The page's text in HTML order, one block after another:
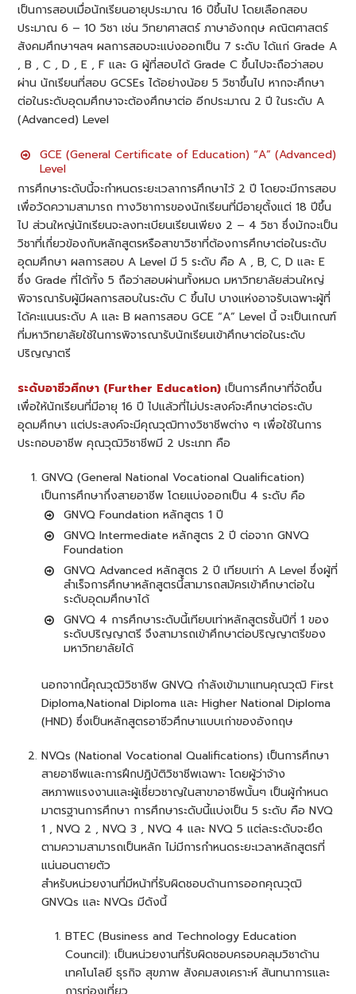
เป็นการสอบเมื่อนักเรียนอายุประมาณ 16 ปีขึ้นไป โดยเลือกสอบ
ประมาณ 6 – 10 วิชา เช่น วิทยาศาสตร์ ภาษาอังกฤษ คณิตศาสตร์
สังคมศึกษาฯลฯ ผลการสอบจะแบ่งออกเป็น 7 ระดับ ได้แก่ Grade A
, B , C , D , E , F และ G ผู้ที่สอบได้ Grade C ขึ้นไปจะถือว่าสอบ
ผ่าน นักเรียนที่สอบ GCSEs ได้อย่างน้อย 5 วิชาขึ้นไป หากจะศึกษา
ต่อในระดับอุดมศึกษาจะต้องศึกษาต่อ อีกประมาณ 2 ปี ในระดับ A
(Advanced) Level
GCE (General Certificate of Education) “A” (Advanced)
Level
การศึกษาระดับนี้จะกำหนดระยะเวลาการศึกษาไว้ 2 ปี โดยจะมีการสอบ
เพื่อวัดความสามารถ ทางวิชาการของนักเรียนที่มีอายุตั้งแต่ 18 ปีขึ้น
ไป ส่วนใหญ่นักเรียนจะลงทะเบียนเรียนเพียง 2 – 4 วิชา ซึ่งมักจะเป็น
วิชาที่เกี่ยวข้องกับหลักสูตรหรือสาขาวิชาที่ต้องการศึกษาต่อในระดับ
อุดมศึกษา ผลการสอบ A Level มี 5 ระดับ คือ A , B, C, D และ E
ซึ่ง Grade ที่ได้ทั้ง 5 ถือว่าสอบผ่านทั้งหมด มหาวิทยาลัยส่วนใหญ่
พิจารณารับผู้มีผลการสอบในระดับ C ขึ้นไป บางแห่งอาจรับเฉพาะผู้ที่
ได้คะแนนระดับ A และ B ผลการสอบ GCE “A” Level นี้ จะเป็นเกณฑ์
ที่มหาวิทยาลัยใช้ในการพิจารณารับนักเรียนเข้าศึกษาต่อในระดับ
ปริญญาตรี
ระดับอาชีวศึกษา (Further Education) เป็นการศึกษาที่จัดขึ้น
เพื่อให้นักเรียนที่มีอายุ 16 ปี ไปแล้วที่ไม่ประสงค์จะศึกษาต่อระดับ
อุดมศึกษา แต่ประสงค์จะมีคุณวุฒิทางวิชาชีพต่าง ๆ เพื่อใช้ในการ
ประกอบอาชีพ คุณวุฒิวิชาชีพมี 2 ประเภท คือ
GNVQ (General National Vocational Qualification)
เป็นการศึกษากึ่งสายอาชีพ โดยแบ่งออกเป็น 4 ระดับ คือ
GNVQ Foundation หลักสูตร 1 ปี
GNVQ Intermediate หลักสูตร 2 ปี ต่อจาก GNVQ
Foundation
GNVQ Advanced หลักสูตร 2 ปี เทียบเท่า A Level ซึ่งผู้ที่
สำเร็จการศึกษาหลักสูตรนี้สามารถสมัครเข้าศึกษาต่อใน
ระดับอุดมศึกษาได้
GNVQ 4 การศึกษาระดับนี้เทียบเท่าหลักสูตรชั้นปีที่ 1 ของ
ระดับปริญญาตรี จึงสามารถเข้าศึกษาต่อปริญญาตรีของ
มหาวิทยาลัยได้
นอกจากนี้คุณวุฒิวิชาชีพ GNVQ กำลังเข้ามาแทนคุณวุฒิ First
Diploma,National Diploma และ Higher National Diploma
(HND) ซึ่งเป็นหลักสูตรอาชีวศึกษาแบบเก่าของอังกฤษ
NVQs (National Vocational Qualifications) เป็นการศึกษา
สายอาชีพและการฝึกปฏิบัติวิชาชีพเฉพาะ โดยผู้ว่าจ้าง
สหภาพแรงงานและผู้เชี่ยวชาญในสาขาอาชีพนั้นๆ เป็นผู้กำหนด
มาตรฐานการศึกษา การศึกษาระดับนี้แบ่งเป็น 5 ระดับ คือ NVQ
1 , NVQ 2 , NVQ 3 , NVQ 4 และ NVQ 5 แต่ละระดับจะยึด
ตามความสามารถเป็นหลัก ไม่มีการกำหนดระยะเวลาหลักสูตรที่
แน่นอนตายตัว
สำหรับหน่วยงานที่มีหน้าที่รับผิดชอบด้านการออกคุณวุฒิ
GNVQs และ NVQs มีดังนี้
BTEC (Business and Technology Education
Council): เป็นหน่วยงานที่รับผิดชอบครอบคลุมวิชาด้าน
เทคโนโลยี ธุรกิจ สุขภาพ สังคมสงเคราะห์ สันทนาการและ